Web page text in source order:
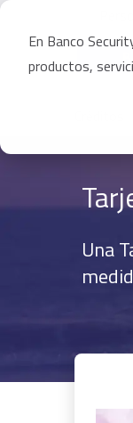
En Banco
productos,
Pasar
contenido
principal
Una